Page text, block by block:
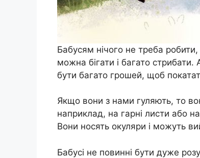
Бабусям нічого не треба робити,
можна бігати і багато
бути багато грошей, щоб
Якщо вони з нами гуляють, то
наприклад, на гарні листи або
Вони носять окуляри і можуть
Бабусі не повинні бути дуже